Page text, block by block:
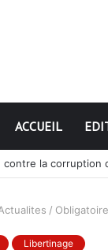
ACCUEIL
contre la corruption
/
Libertinage